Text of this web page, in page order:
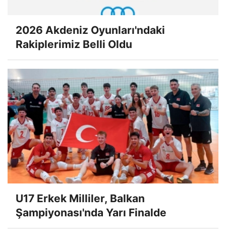
2026 Akdeniz Oyunları'ndaki
Rakiplerimiz Belli Oldu
U17 Erkek Milliler, Balkan
Şampiyonası'nda Yarı Finalde